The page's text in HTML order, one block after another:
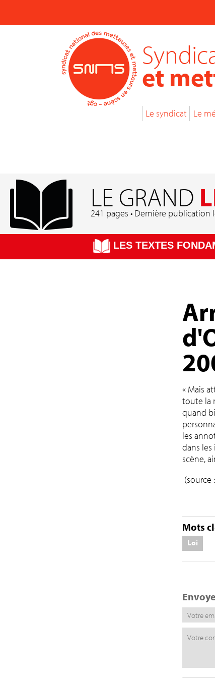
et
Le syndicat Le
LE GRAND
241 pages • Dernière publication
LES TEXTES
« Mais
toute la
quand
les
dans
scène,
(source
Mots
Loi